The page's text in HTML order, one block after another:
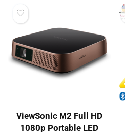
ViewSonic M2 Full HD
1080p Portable LED